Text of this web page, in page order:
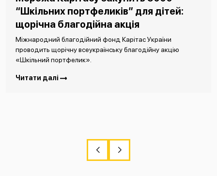
“Шкільних портфеликів” для дітей:
щорічна благодійна акція
Міжнародний благодійний фонд Карітас України
проводить щорічну всеукраїнську благодійну акцію
«Шкільний портфелик».
Читати далі